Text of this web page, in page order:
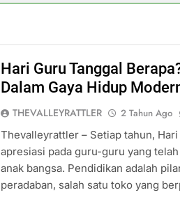
Hari Guru Tanggal
Dalam Gaya Hidup
THEVALLEYRATTLER 2 Tahun Ago
Thevalleyrattler – Setiap tahun,
apresiasi pada guru-guru yang
anak bangsa. Pendidikan adalah
peradaban, salah satu toko yang